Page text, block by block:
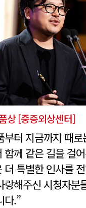
상 [중증외상센터]
부터 지금까지 때
함께 같은 길을 걸
더 특별한 인사를
랑해주신 시청자분
다.”